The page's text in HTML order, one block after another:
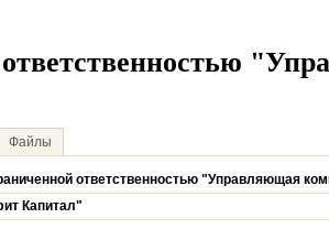
Файлы
ответственностью "Управляющая
Капитал"